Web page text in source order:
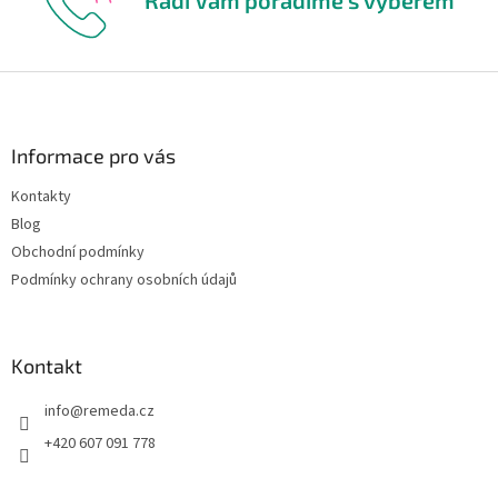
Informace pro vás
Kontakty
Blog
Obchodní podmínky
Podmínky ochrany osobních údajů
Kontakt
info@remeda.cz
+420 607 091 778